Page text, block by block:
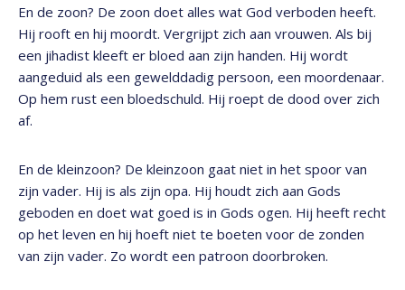
En de zoon? De zoon doet alles wat God verboden heeft.
Hij rooft en hij moordt. Vergrijpt zich aan vrouwen. Als bij
een jihadist kleeft er bloed aan zijn handen. Hij wordt
aangeduid als een gewelddadig persoon, een moordenaar.
Op hem rust een bloedschuld. Hij roept de dood over zich
af.
En de kleinzoon? De kleinzoon gaat niet in het spoor van
zijn vader. Hij is als zijn opa. Hij houdt zich aan Gods
geboden en doet wat goed is in Gods ogen. Hij heeft recht
op het leven en hij hoeft niet te boeten voor de zonden
van zijn vader. Zo wordt een patroon doorbroken.